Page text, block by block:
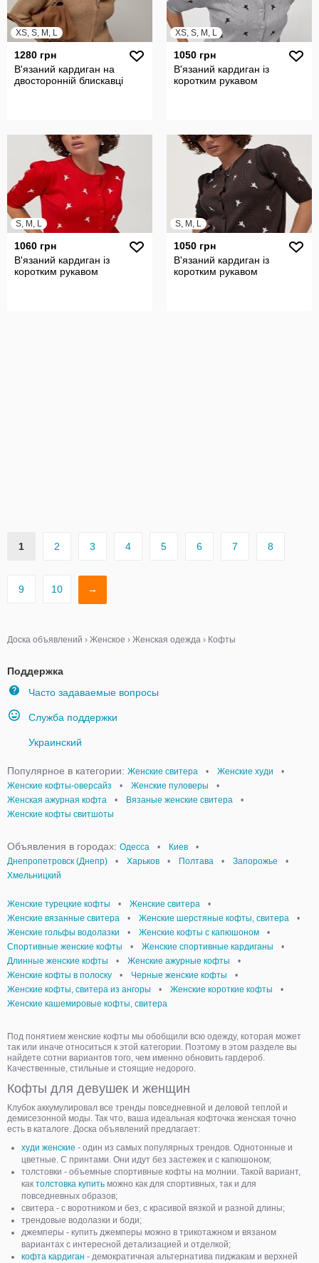
XS, S, M, L
1280 грн
В'язаний кардиган на
двосторонній блискавці
XS, S, M, L
1050 грн
В'язаний кардиган із
коротким рукавом
S, M, L
1060 грн
В'язаний кардиган із
коротким рукавом
S, M, L
1050 грн
В'язаний кардиган із
коротким рукавом
1 2 3 4 5 6 7 8
9 10 →
Доска объявлений › Женское › Женская одежда › Кофты
Поддержка
Часто задаваемые вопросы
Служба поддержки
Украинский
Популярное в категории: Женские свитера • Женские худи
•
Женские кофты-оверсайз
• Женские пуловеры
•
Женская ажурная кофта
• Вязаные женские свитера
•
Женские кофты свитшоты
Объявления в городах: Одесса • Киев
•
Днепропетровск (Днепр)
• Харьков • Полтава • Запорожье
•
Хмельницкий
Женские турецкие кофты • Женские свитера
•
Женские вязанные свитера
• Женские шерстяные кофты, свитера
•
Женские гольфы водолазки
• Женские кофты с капюшоном
•
Спортивные женские кофты
• Женские спортивные кардиганы
•
Длинные женские кофты
• Женские ажурные кофты
•
Женские кофты в полоску
• Черные женские кофты
•
Женские кофты, свитера из ангоры
• Женские короткие кофты
•
Женские кашемировые кофты, свитера
Под понятием женские кофты мы обобщили всю одежду, которая может
так или иначе относиться к этой категории. Поэтому в этом разделе вы
найдете сотни вариантов того, чем именно обновить гардероб.
Качественные, стильные и стоящие недорого.
Кофты для девушек и женщин
Клубок аккумулировал все тренды повседневной и деловой теплой и
демисезонной моды. Так что, ваша идеальная кофточка женская точно
есть в каталоге. Доска объявлений предлагает:
худи женские - один из самых популярных трендов. Однотонные и
цветные. С принтами. Они идут без застежек и с капюшоном;
толстовки - объемные спортивные кофты на молнии. Такой вариант,
как толстовка купить можно как для спортивных, так и для
повседневных образов;
свитера - с воротником и без, с красивой вязкой и разной длины;
трендовые водолазки и боди;
джемперы - купить джемперы можно в трикотажном и вязаном
вариантах с интересной детализацией и отделкой;
кофта кардиган - демократичная альтернатива пиджакам и верхней